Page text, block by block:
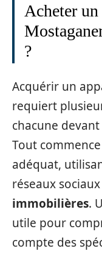
Acheter
?
Acquérir un
requiert
chacune
Tout
adéquat,
réseaux
immobilières.
utile pour
compte des